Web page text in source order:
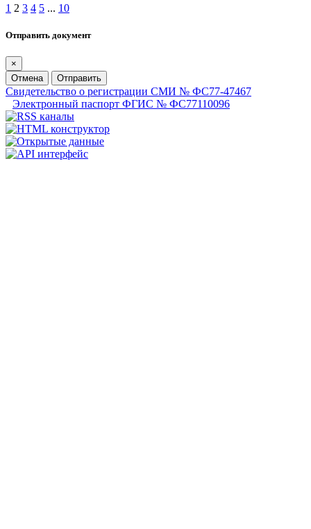
1 2 3 4 5 ... 10
Отправить документ
×
Отмена
Отправить
Свидетельство о регистрации СМИ № ФС77-47467
Электронный паспорт ФГИС № ФС77110096